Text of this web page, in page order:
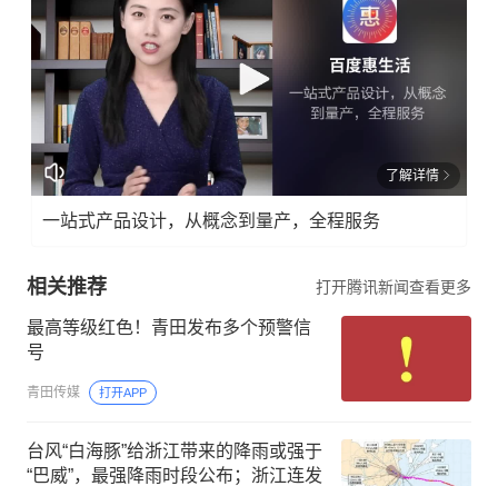
了解详情
一站式产品设计，从概念到量产，全程服务
相关推荐 打开腾讯新闻查看更多
最高等级红色！青田发布多个预警信
号
青田传媒 打开APP
台风“白海豚”给浙江带来的降雨或强于
“巴威”，最强降雨时段公布；浙江连发